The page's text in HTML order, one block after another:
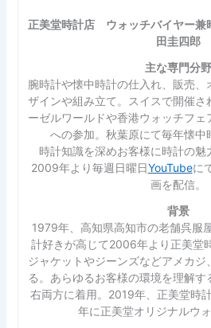
正美堂時計店 ウォッチバイヤー
田圭四郎
主な専門分野
腕時計や懐中時計の仕入れ、販売
ザインや組み立て。スイスで開催
ーゼルワールドや香港ウォッチフ
への参加。秋葉原にて毎年懐中
時計知識を深めお客様に時計の魅
2009年より毎週日曜日YouTubeに
画を配信。
背景
1979年、高知県高知市の老舗呉服
計好きが高じて2006年より正美堂
ジャケットやジーンズなどアメカ
る。あらゆるお客様の環境を理解
右両方に着用。2019年、正美堂時
年に正美堂オリジナルウォ